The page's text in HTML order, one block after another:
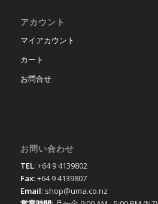
アカウント
マイアカウント
カート
お問合せ
お問い合わせ
TEL: +64 9 4139802
Fax: +64 9 4139807
Email: shop@uma.co.nz